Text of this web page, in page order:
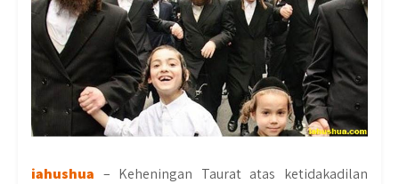
iahushua – Keheningan Taurat atas ketidakadilan